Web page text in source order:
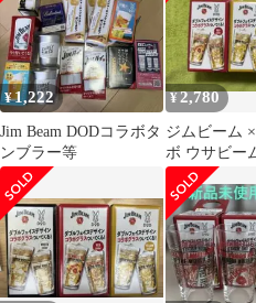
¥1,222
Jim Beam DODコラボタ
ンブラー等
¥2,780
ジムビーム
ボ ウサビー
種セット コ